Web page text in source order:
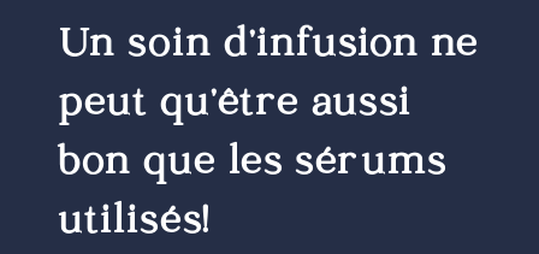
Un soin d’infusion ne
peut qu’être aussi
bon que les sérums
utilisés!